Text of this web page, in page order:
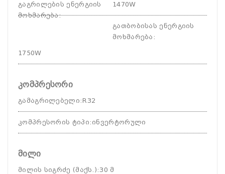
გაგრილების ენერგიის
მოხმარება:
1470W
გათბობისას ენერგიის
მოხმარება :
1750W
კომპრესორი
გამაგრილებელი:R32
კომპრესორის ტიპი: ინვერტორული
მილი
მილის სიგრძე (მაქს.):30 მ